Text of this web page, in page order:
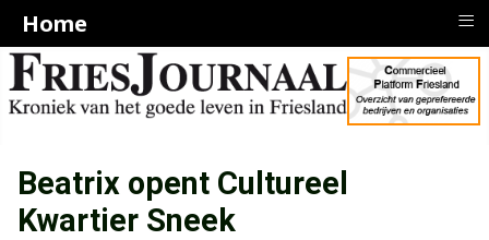
Beatrix opent Cultureel
Kwartier Sneek
Home ≡